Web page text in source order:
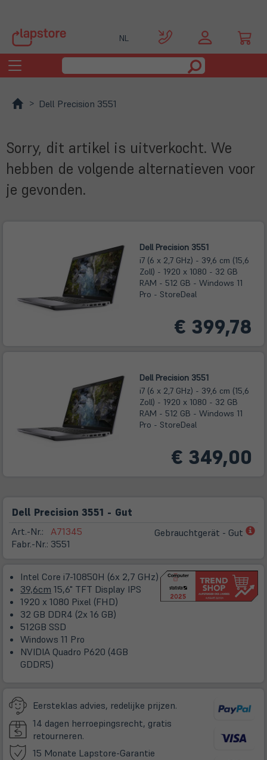
NL
Toggle
navigation
Dell Precision 3551
Sorry, dit artikel is uitverkocht. We
hebben de volgende alternatieven voor
je gevonden.
Dell Precision 3551
i7 (6 x 2,7 GHz) - 39,6 cm (15,6
Zoll) - 1920 x 1080 - 32 GB
RAM - 512 GB - Windows 11
Pro - StoreDeal
€ 399,78
Dell Precision 3551
i7 (6 x 2,7 GHz) - 39,6 cm (15,6
Zoll) - 1920 x 1080 - 32 GB
RAM - 512 GB - Windows 11
Pro - StoreDeal
€ 349,00
Dell Precision 3551 - Gut
Art.-Nr.:
Fabr.-Nr.:
A71345
3551
Gebrauchtgerät - Gut
Intel Core i7-10850H (6x 2,7 GHz)
39,6cm 15,6" TFT Display IPS
1920 x 1080 Pixel (FHD)
32 GB DDR4 (2x 16 GB)
512GB SSD
Windows 11 Pro
NVIDIA Quadro P620 (4GB
GDDR5)
Eersteklas advies, redelijke prijzen.
14 dagen herroepingsrecht, gratis
retourneren.
15 Monate Lapstore-Garantie